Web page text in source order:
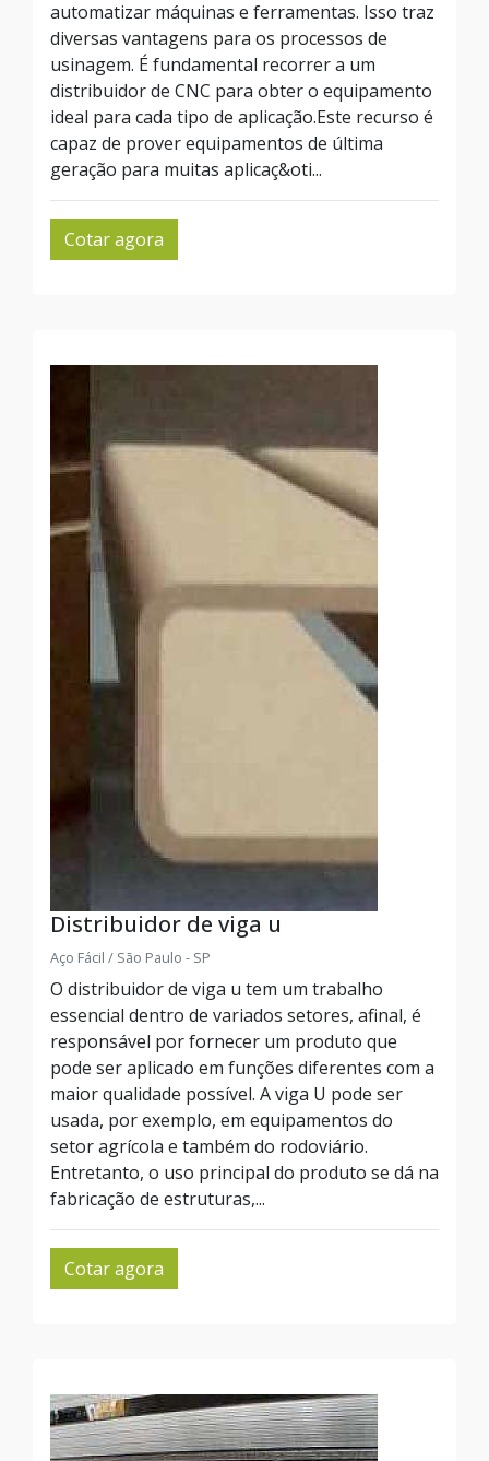
automatizar máquinas e ferramentas. Isso traz
diversas vantagens para os processos de
usinagem. É fundamental recorrer a um
distribuidor de CNC para obter o equipamento
ideal para cada tipo de aplicação.Este recurso é
capaz de prover equipamentos de última
geração para muitas aplicaç&oti...
Cotar agora
Distribuidor de viga u
Aço Fácil / São Paulo - SP
O distribuidor de viga u tem um trabalho
essencial dentro de variados setores, afinal, é
responsável por fornecer um produto que
pode ser aplicado em funções diferentes com a
maior qualidade possível. A viga U pode ser
usada, por exemplo, em equipamentos do
setor agrícola e também do rodoviário.
Entretanto, o uso principal do produto se dá na
fabricação de estruturas,...
Cotar agora